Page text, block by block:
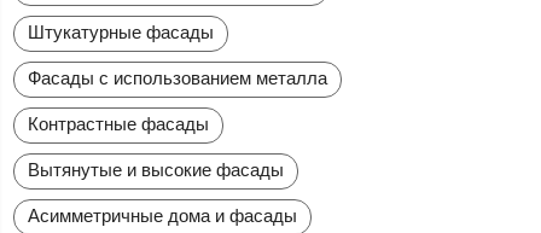
Штукатурные фасады
Фасады с использованием металла
Контрастные фасады
Вытянутые и высокие фасады
Асимметричные дома и фасады